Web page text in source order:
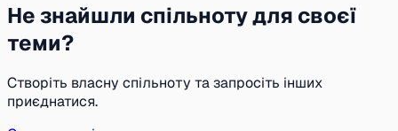
Не знайшли спільноту для своєї
теми?
Створіть власну спільноту та запросіть інших
приєднатися.